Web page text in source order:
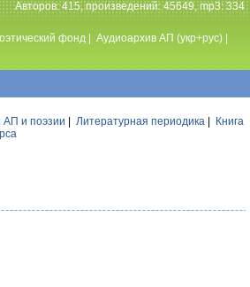
Авторов: 415, произведений: 45649, mp3: 334
фонд Аудиоархив АП (укр+рус)
АП и поэзии Литературная периодика
Книга